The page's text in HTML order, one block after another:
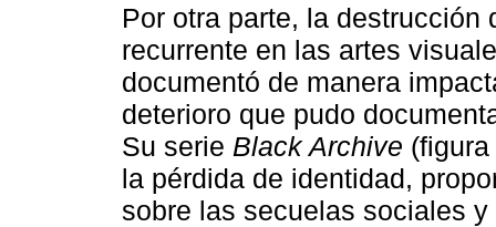
Por otra parte, la
recurrente en las artes
documentó de manera
deterioro que pudo
Su serie Black Archive
la pérdida de identidad,
sobre las secuelas sociales y